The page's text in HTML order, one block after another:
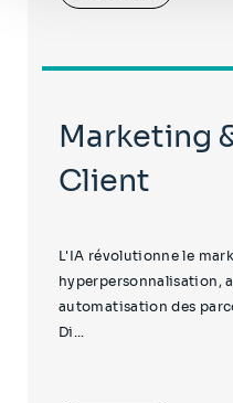
Marketing & Expérience
Client
L'IA révolutionne le
hyperpersonnalisation,
automatisation des
Di...